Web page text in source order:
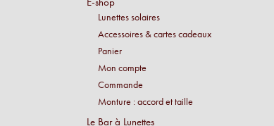
Une cliente
Conseil personnalisé et surtout une
merveille !
Lunettes solaires
Accessoires & cartes cadeaux
Panier
Mon compte
Commande
Monture : accord et taille
Le Bar à Lunettes